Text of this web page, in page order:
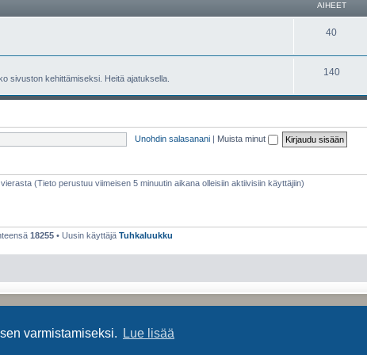
varmistamiseksi. Lue lisää
AIHEET
40
sivuston kehittämiseksi. Heitä ajatuksella.
140
Unohdin salasanani | Muista minut
(Tieto perustuu viimeisen 5 minuutin aikana olleisiin aktiivisiin käyttäjiin)
18255 • Uusin käyttäjä Tuhkaluukku
Keskustelufoorumin ohjelmistophpBB® Forum Software © phpBB Limited
Yksityisyys